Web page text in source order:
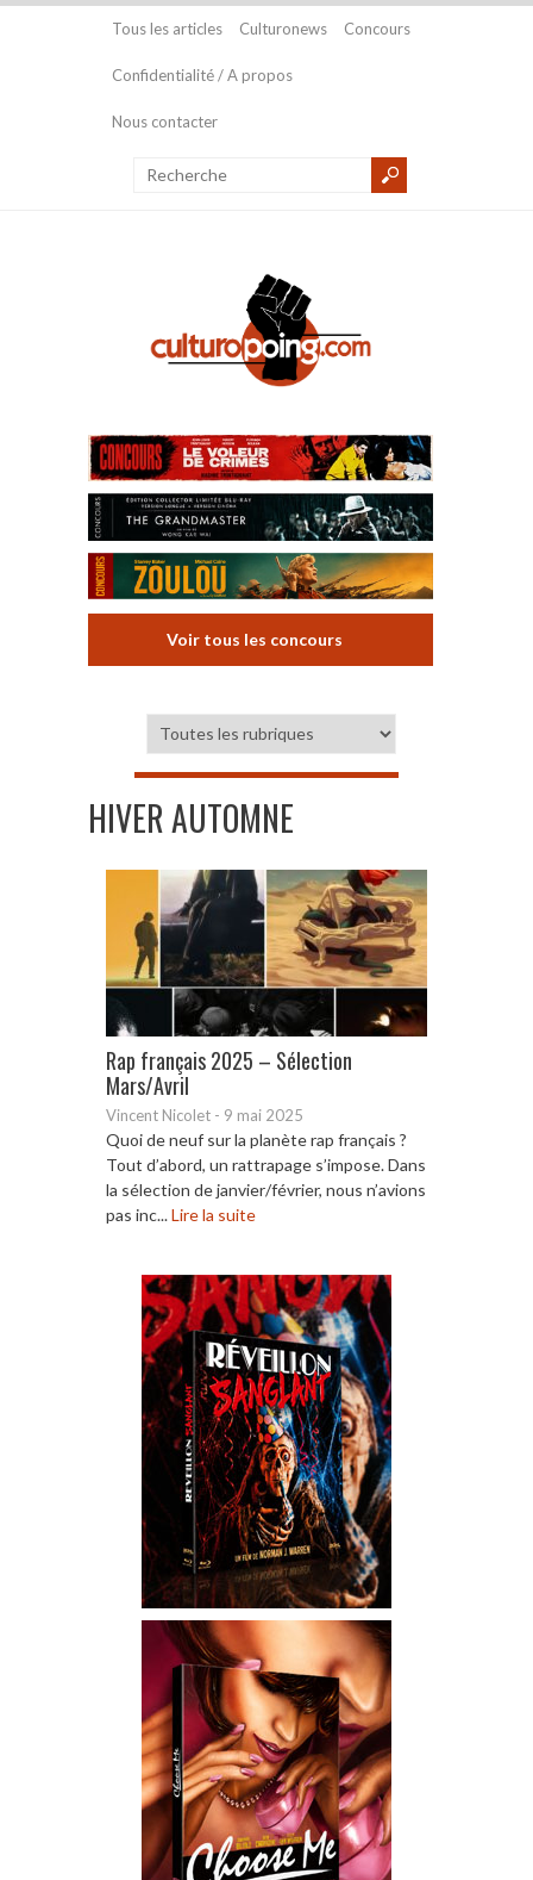
Tous les articles Culturonews Concours
Confidentialité / A propos
Nous contacter
Voir tous les concours
HIVER AUTOMNE
Rap français 2025 – Sélection
Mars/Avril
Vincent Nicolet - 9 mai 2025
Quoi de neuf sur la planète rap français ?
Tout d’abord, un rattrapage s’impose. Dans
la sélection de janvier/février, nous n’avions
pas inc...Lire la suite